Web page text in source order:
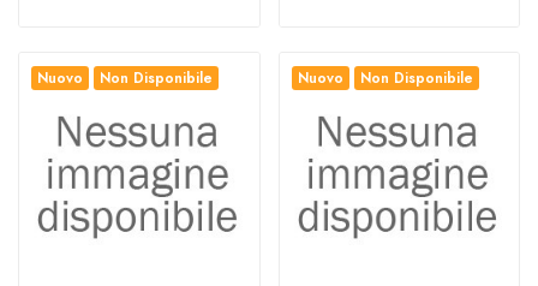
Nuovo Non Disponibile Nuovo Non Disponibile